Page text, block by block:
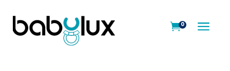
a
0